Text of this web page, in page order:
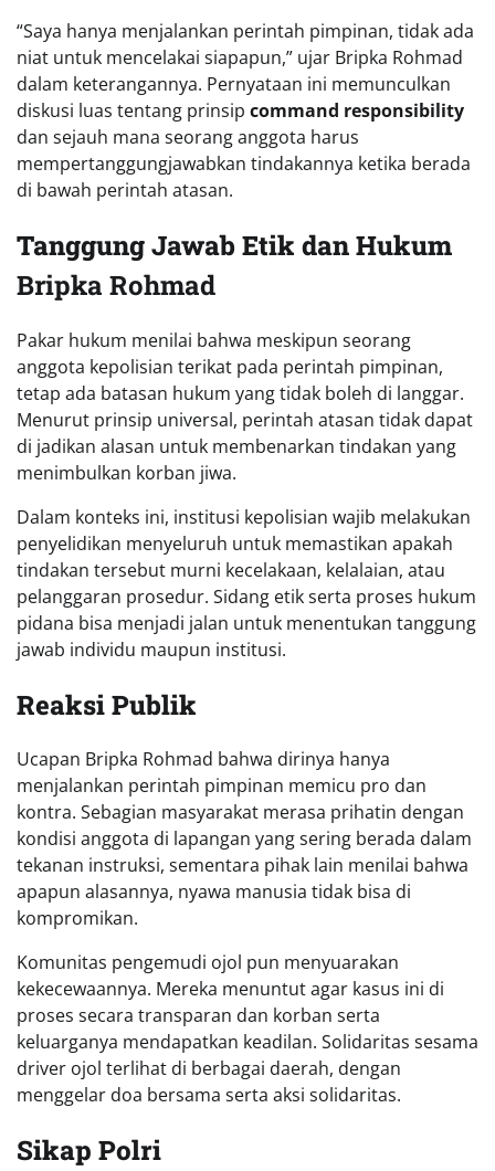
“Saya hanya menjalankan perintah pimpinan, tidak ada
niat untuk mencelakai siapapun,” ujar Bripka Rohmad
dalam keterangannya. Pernyataan ini memunculkan
diskusi luas tentang prinsip command responsibility
dan sejauh mana seorang anggota harus
mempertanggungjawabkan tindakannya ketika berada
di bawah perintah atasan.
Tanggung Jawab Etik dan Hukum
Bripka Rohmad
Pakar hukum menilai bahwa meskipun seorang
anggota kepolisian terikat pada perintah pimpinan,
tetap ada batasan hukum yang tidak boleh di langgar.
Menurut prinsip universal, perintah atasan tidak dapat
di jadikan alasan untuk membenarkan tindakan yang
menimbulkan korban jiwa.
Dalam konteks ini, institusi kepolisian wajib melakukan
penyelidikan menyeluruh untuk memastikan apakah
tindakan tersebut murni kecelakaan, kelalaian, atau
pelanggaran prosedur. Sidang etik serta proses hukum
pidana bisa menjadi jalan untuk menentukan tanggung
jawab individu maupun institusi.
Reaksi Publik
Ucapan Bripka Rohmad bahwa dirinya hanya
menjalankan perintah pimpinan memicu pro dan
kontra. Sebagian masyarakat merasa prihatin dengan
kondisi anggota di lapangan yang sering berada dalam
tekanan instruksi, sementara pihak lain menilai bahwa
apapun alasannya, nyawa manusia tidak bisa di
kompromikan.
Komunitas pengemudi ojol pun menyuarakan
kekecewaannya. Mereka menuntut agar kasus ini di
proses secara transparan dan korban serta
keluarganya mendapatkan keadilan. Solidaritas sesama
driver ojol terlihat di berbagai daerah, dengan
menggelar doa bersama serta aksi solidaritas.
Sikap Polri